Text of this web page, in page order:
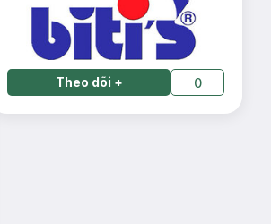
Theo dõi + 0